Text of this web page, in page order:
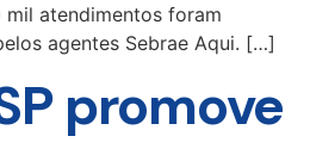
atendimentos foram
agentes Sebrae Aqui. […]
promove